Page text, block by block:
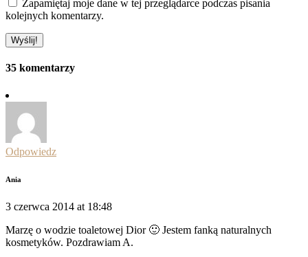
Zapamiętaj moje dane w tej przeglądarce podczas pisania
kolejnych komentarzy.
35 komentarzy
Odpowiedz
Ania
3 czerwca 2014 at 18:48
Marzę o wodzie toaletowej Dior 🙂 Jestem fanką naturalnych
kosmetyków. Pozdrawiam A.